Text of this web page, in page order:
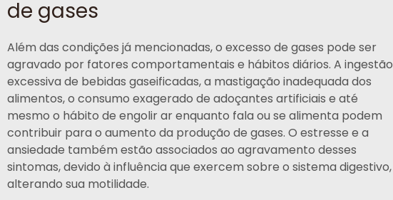
de gases
Além das condições já mencionadas, o excesso de gases pode ser
agravado por fatores comportamentais e hábitos diários. A ingestão
excessiva de bebidas gaseificadas, a mastigação inadequada dos
alimentos, o consumo exagerado de adoçantes artificiais e até
mesmo o hábito de engolir ar enquanto fala ou se alimenta podem
contribuir para o aumento da produção de gases. O estresse e a
ansiedade também estão associados ao agravamento desses
sintomas, devido à influência que exercem sobre o sistema digestivo,
alterando sua motilidade.